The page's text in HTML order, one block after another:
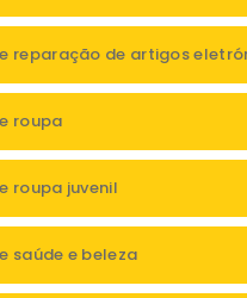
reparação de artigos
roupa
roupa juvenil
saúde e beleza